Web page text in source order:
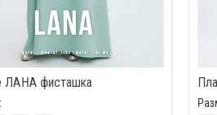
ЛАНА фисташка